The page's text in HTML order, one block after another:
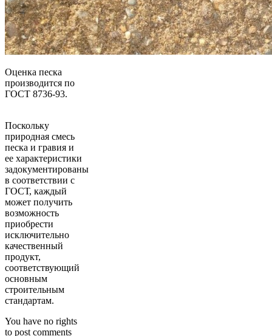
Оценка песка
производится по
ГОСТ 8736-93.
Поскольку
природная смесь
песка и гравия и
ее характеристики
задокументированы
в соответствии с
ГОСТ, каждый
может получить
возможность
приобрести
исключительно
качественный
продукт,
соответствующий
основным
строительным
стандартам.
You have no rights
to post comments